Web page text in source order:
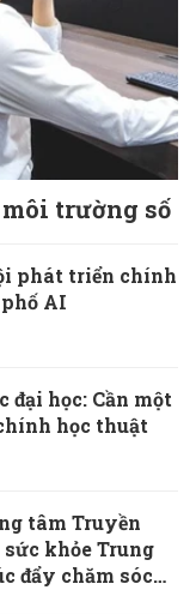
trường số
phát triển chính
AI
đại học: Cần một
học thuật
tâm Truyền
khỏe Trung
đẩy chăm sóc